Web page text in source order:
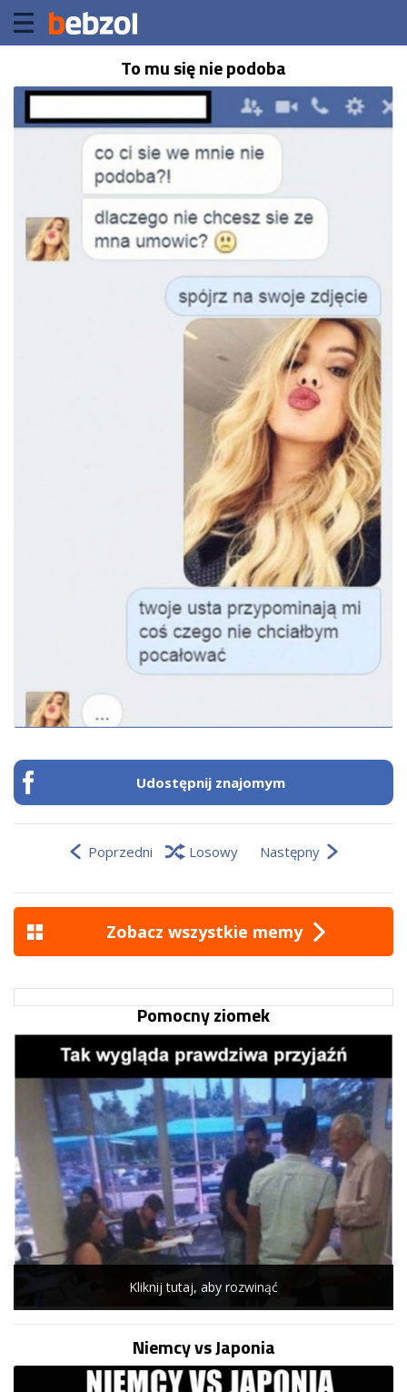
To mu się nie podoba
Udostępnij znajomym
Poprzedni Losowy Następny
Zobacz wszystkie memy
Pomocny ziomek
Kliknij tutaj, aby rozwinąć
Niemcy vs Japonia